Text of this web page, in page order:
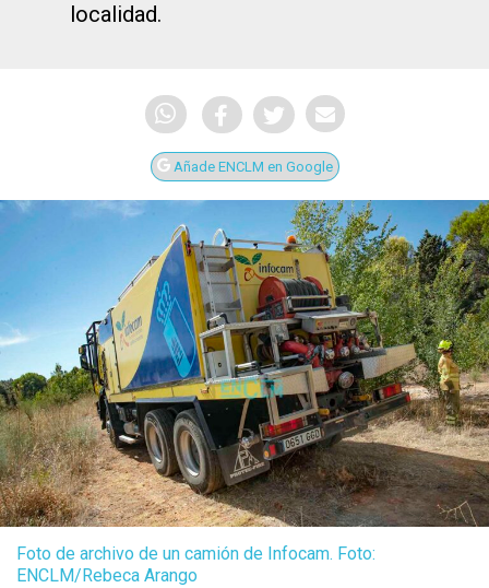
localidad.
Añade ENCLM en Google
Foto de archivo de un camión de Infocam. Foto:
ENCLM/Rebeca Arango